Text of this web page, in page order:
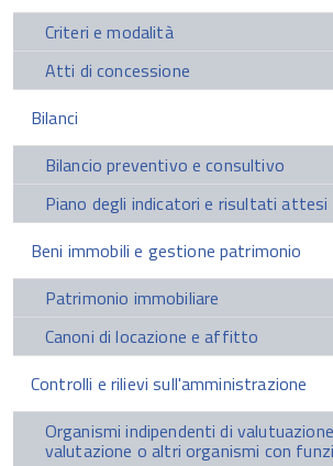
Criteri e modalità
Atti di concessione
Bilanci
Bilancio preventivo e consultivo
Piano degli indicatori e risultati attesi
Beni immobili e gestione patrimonio
Patrimonio immobiliare
Canoni di locazione e affitto
Controlli e rilievi sull'amministrazione
Organismi indipendenti di
valutazione o altri organismi con